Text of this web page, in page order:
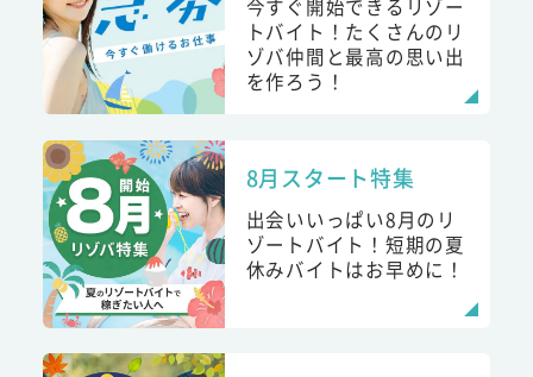
今すぐ開始できるリゾー
トバイト！たくさんのリ
ゾバ仲間と最高の思い出
を作ろう！
8月スタート特集
出会いいっぱい8月のリ
ゾートバイト！短期の夏
休みバイトはお早めに！